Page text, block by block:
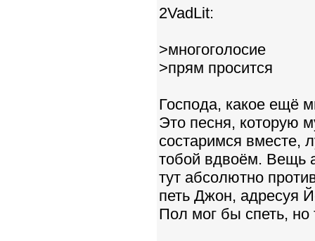
2VadLit:
>многоголосие
>прям просится
Господа, какое ещё
Это песня, которую
состаримся вместе,
тобой вдвоём. Вещь
тут абсолютно
петь Джон, адресуя
Пол мог бы спеть, но